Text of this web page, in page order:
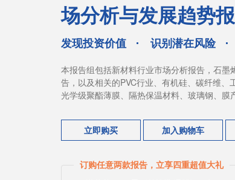
场分析与发展趋势
发现投资价值 识别潜在风险
本报告组包括新材料行业市场分析报告，石
告，以及相关的PVC行业、有机硅、碳纤维、
光学级聚酯薄膜、隔热保温材料、玻璃钢、膜
立即购买 加入购物车
订购任意两款报告，立享四重超值大礼